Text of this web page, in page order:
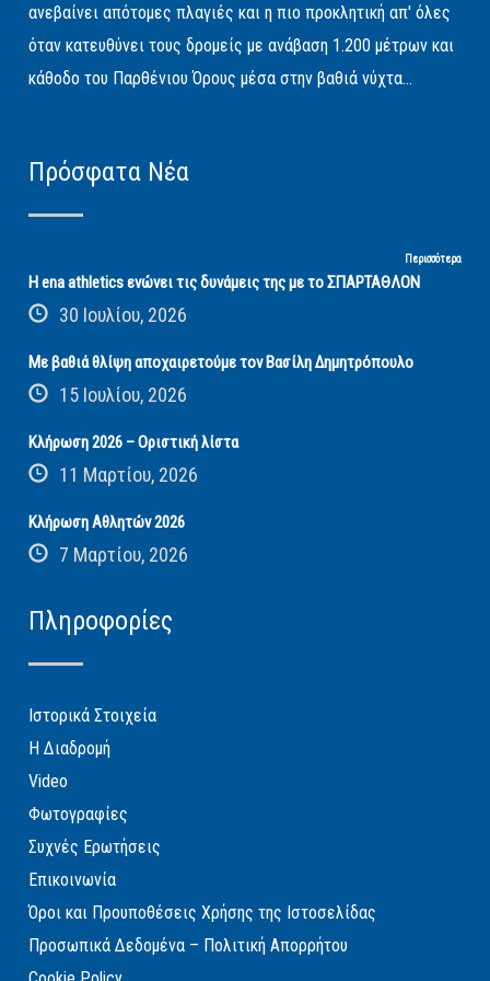
ανεβαίνει απότομες πλαγιές και η πιο προκλητική απ' όλες
όταν κατευθύνει τους δρομείς με ανάβαση 1.200 μέτρων και
κάθοδο του Παρθένιου Όρους μέσα στην βαθιά νύχτα...
Πρόσφατα Νέα
Περισσότερα
Η ena athletics ενώνει τις δυνάμεις της με το ΣΠΑΡΤΑΘΛΟΝ
30 Ιουλίου, 2026
Με βαθιά θλίψη αποχαιρετούμε τον Βασίλη Δημητρόπουλο
15 Ιουλίου, 2026
Κλήρωση 2026 – Οριστική λίστα
11 Μαρτίου, 2026
Κλήρωση Αθλητών 2026
7 Μαρτίου, 2026
Πληροφορίες
Ιστορικά Στοιχεία
Η Διαδρομή
Video
Φωτογραφίες
Συχνές Ερωτήσεις
Επικοινωνία
Όροι και Προυποθέσεις Χρήσης της Ιστοσελίδας
Προσωπικά Δεδομένα – Πολιτική Απορρήτου